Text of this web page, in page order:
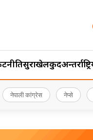
सुरक्षाखेलकुद
नेपाली कांग्रेस नेप्से